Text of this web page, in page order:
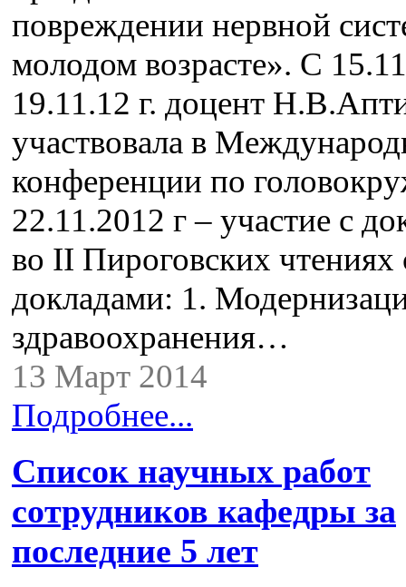
повреждении нервной
молодом возрасте». С
19.11.12 г. доцент
участвовала в
конференции по
22.11.2012 г – участие с
во II Пироговских чтениях
докладами: 1.
здравоохранения…
13 Март 2014
Подробнее...
Список научных работ
сотрудников кафедры за
последние 5 лет